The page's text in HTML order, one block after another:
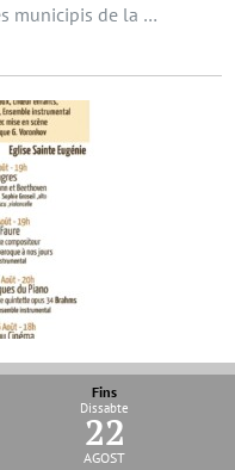
municipis de la …
Fins
Dissabte
22
agost